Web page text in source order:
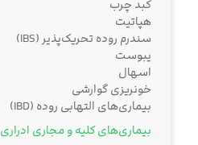
کبد چرب
هپاتیت
سندرم روده تحریک‌پذیر (IBS)
یبوست
اسهال
خونریزی گوارشی
بیماری‌های التهابی روده (IBD)
بیماری‌های کلیه و مجاری ادراری